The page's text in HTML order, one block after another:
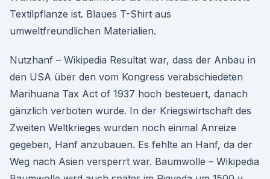
Textilpflanze ist. Blaues T-Shirt aus
umweltfreundlichen Materialien.
Nutzhanf – Wikipedia Resultat war, dass der Anbau in
den USA über den vom Kongress verabschiedeten
Marihuana Tax Act of 1937 hoch besteuert, danach
gänzlich verboten wurde. In der Kriegswirtschaft des
Zweiten Weltkrieges wurden noch einmal Anreize
gegeben, Hanf anzubauen. Es fehlte an Hanf, da der
Weg nach Asien versperrt war. Baumwolle – Wikipedia